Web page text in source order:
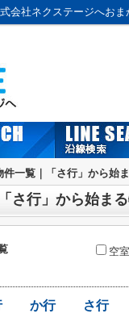
一覧｜「さ行」から始
さ行」から始ま
空
か行 さ行